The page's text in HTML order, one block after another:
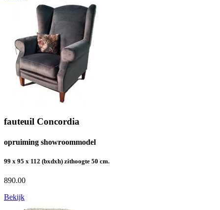
fauteuil Concordia
opruiming showroommodel
99 x 95 x 112 (bxdxh) zithoogte 50 cm.
890.00
Bekijk